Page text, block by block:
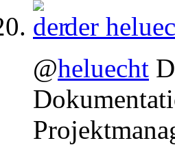
der
@heluecht